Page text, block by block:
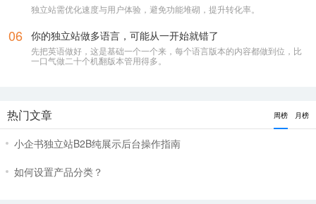
独立站需优化速度与用户体验，避免功能堆砌，提升转化率。
06 你的独立站做多语言，可能从一开始就错了
先把英语做好，这是基础一个一个来，每个语言版本的内容都做到位，比
一口气做二十个机翻版本管用得多。
热门文章 周榜 月榜
小企书独立站B2B纯展示后台操作指南
如何设置产品分类？